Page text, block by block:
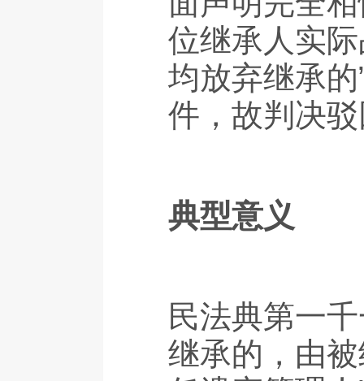
位继承人实
均放弃继承
件，故判决
典型意义
民法典第一
继承的，由